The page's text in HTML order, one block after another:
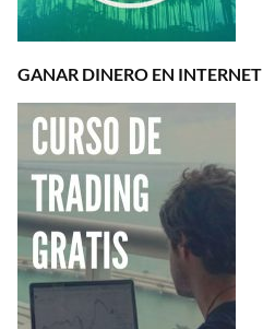
GANAR DINERO EN INTERNET